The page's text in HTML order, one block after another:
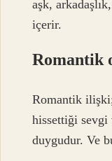
aşk,
içerir.
Romantik
Romantik
hissettiği sevgi
duygudur. Ve